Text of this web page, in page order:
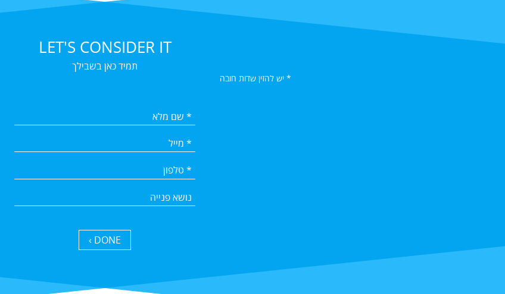
LET'S CONSIDER IT
תמיד כאן בשבילך
* יש להזין שדות חובה
DONE ›